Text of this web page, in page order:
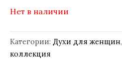
Нет в наличии
Категории: Духи для женщин,
коллекция